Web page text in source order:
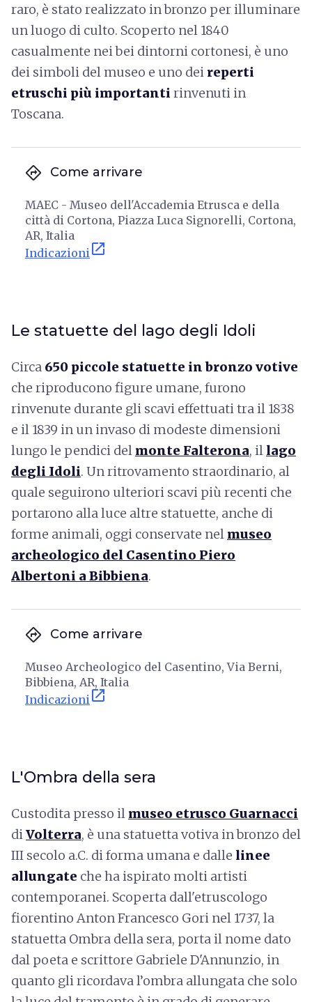
raro, è stato realizzato in bronzo per illuminare
un luogo di culto. Scoperto nel 1840
casualmente nei bei dintorni cortonesi, è uno
dei simboli del museo e uno dei reperti
etruschi più importanti rinvenuti in
Toscana.
directions Come arrivare
MAEC - Museo dell'Accademia Etrusca e della
città di Cortona, Piazza Luca Signorelli, Cortona,
AR, Italia
Indicazioni open_in_new
Le statuette del lago degli Idoli
Circa 650 piccole statuette in bronzo votive
che riproducono figure umane, furono
rinvenute durante gli scavi effettuati tra il 1838
e il 1839 in un invaso di modeste dimensioni
lungo le pendici del monte Falterona, illago
degli Idoli. Un ritrovamento straordinario, al
quale seguirono ulteriori scavi più recenti che
portarono alla luce altre statuette, anche di
forme animali, oggi conservate nel museo
archeologico del Casentino Piero
Albertoni a Bibbiena.
directions Come arrivare
Museo Archeologico del Casentino, Via Berni,
Bibbiena, AR, Italia
Indicazioni open_in_new
L'Ombra della sera
Custodita presso il museo etrusco Guarnacci
diVolterra, è una statuetta votiva in bronzo del
III secolo a.C. di forma umana e dalle linee
allungate che ha ispirato molti artisti
contemporanei. Scoperta dall'etruscologo
fiorentino Anton Francesco Gori nel 1737, la
statuetta Ombra della sera, porta il nome dato
dal poeta e scrittore Gabriele D'Annunzio, in
quanto gli ricordava l’ombra allungata che solo